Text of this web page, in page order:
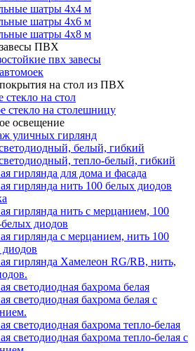
шатры 4х4 м
шатры 4х6 м
шатры 4х8 м
ПВХ
пвх завесы
на стол из ПВХ
стекло на стол
стекло на столешницу
освещение
уличных гирлянд
белый, гибкий
тепло-белый, гибкий
гирлянда для дома и фасада
гирлянда нить 100 белых диодов
гирлянда нить с мерцанием, 100
диодов
гирлянда с мерцанием, нить 100
гирлянда Хамелеон RG/RB, нить,
светодиодная бахрома белая
светодиодная бахрома белая с
светодиодная бахрома тепло-белая
светодиодная бахрома тепло-белая с